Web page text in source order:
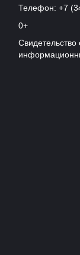
Телефон: +7
0+